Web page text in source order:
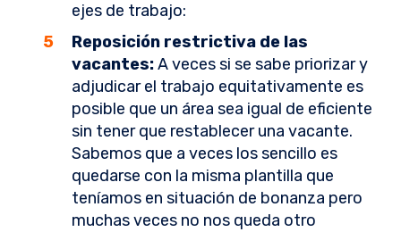
ejes de trabajo:
Reposición restrictiva de las
vacantes:A veces si se sabe priorizar y
adjudicar el trabajo equitativamente es
posible que un área sea igual de eficiente
sin tener que restablecer una vacante.
Sabemos que a veces los sencillo es
quedarse con la misma plantilla que
teníamos en situación de bonanza pero
muchas veces no nos queda otro